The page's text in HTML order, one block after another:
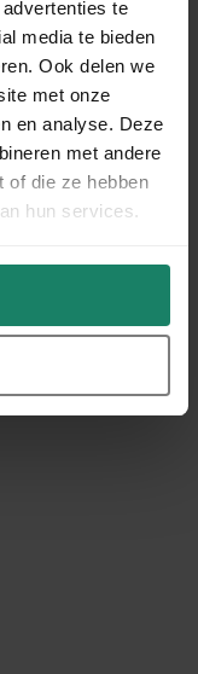
te
media te bieden
Ook delen we
met onze
en analyse. Deze
met andere
of die ze hebben
hun services.